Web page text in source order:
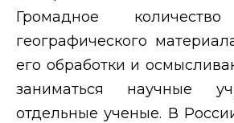
Громадное
географического
его обработки и
заниматься научные
отдельные ученые. В